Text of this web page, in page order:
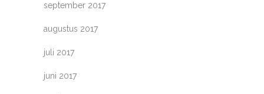
september 2017
augustus 2017
juli 2017
juni 2017